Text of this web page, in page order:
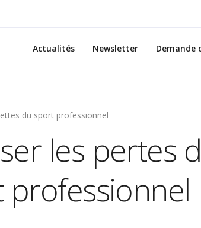
Actualités Newsletter Demande
du sport professionnel
les pertes